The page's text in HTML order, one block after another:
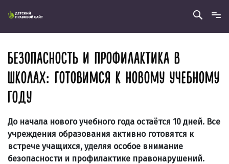
БЕЗОПАСНОСТЬ И ПРОФИЛАКТИКА В
ШКОЛАХ: ГОТОВИМСЯ К НОВОМУ УЧЕБНОМУ
ГОДУ
До начала нового учебного года остаётся 10 дней. Все
учреждения образования активно готовятся к
встрече учащихся, уделяя особое внимание
безопасности и профилактике правонарушений.